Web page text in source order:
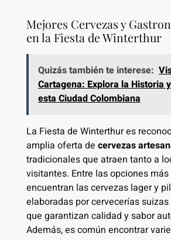
Mejores Cervezas y
en la Fiesta de Winterthur
Quizás también te interese:
Cartagena: Explora la Historia
esta Ciudad Colombiana
La Fiesta de Winterthur es
amplia oferta de cervezas
tradicionales que atraen tanto a
visitantes. Entre las opciones
encuentran las cervezas lager y
elaboradas por cervecerías
que garantizan calidad y sabor
Además, es común encontrar